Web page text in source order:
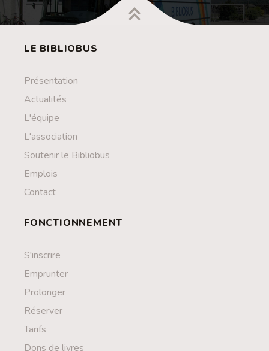
LE BIBLIOBUS
Présentation
Actualités
L'équipe
L'association
Soutenir le Bibliobus
Emplois
Contact
FONCTIONNEMENT
S'inscrire
Emprunter
Prolonger
Réserver
Tarifs
Dons de livres